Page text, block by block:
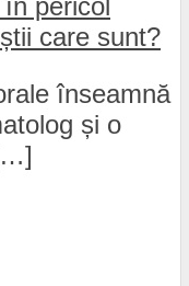
pericol
care sunt?
înseamnă
și o